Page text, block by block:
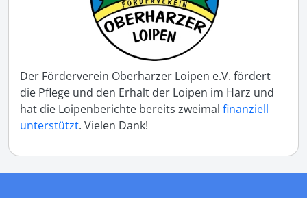
Der Förderverein Oberharzer Loipen e.V. fördert
die Pflege und den Erhalt der Loipen im Harz und
hat die Loipenberichte bereits zweimal finanziell
unterstützt. Vielen Dank!